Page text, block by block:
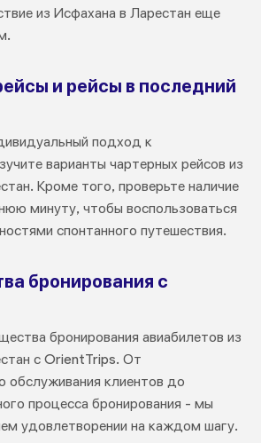
из Исфахана в Ларестан еще
и рейсы в последний
подход к
варианты чартерных рейсов из
Кроме того, проверьте наличие
минуту, чтобы воспользоваться
спонтанного путешествия.
бронирования с
бронирования авиабилетов из
с OrientTrips. От
обслуживания клиентов до
процесса бронирования - мы
удовлетворении на каждом шагу.